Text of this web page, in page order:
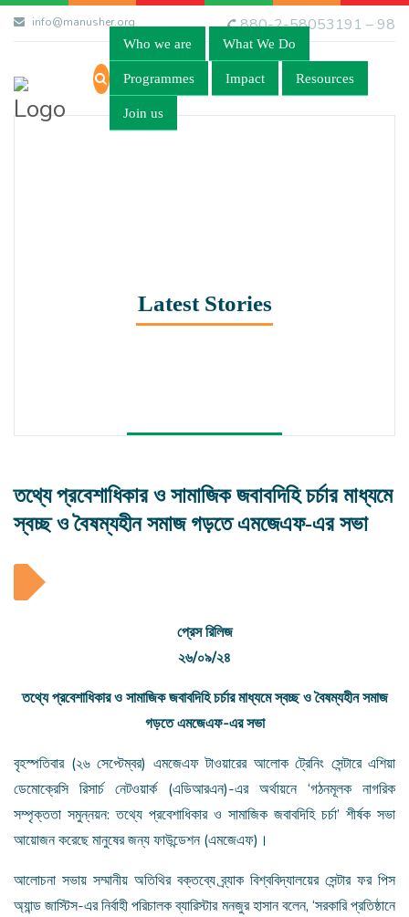
info@manusher.org 880-2-58053191 – 98
Who we are What We Do
Programmes Impact Resources
Join us
Latest Stories
তথ্যে প্রবেশাধিকার ও সামাজিক জবাবদিহি চর্চার মাধ্যমে
স্বচ্ছ ও বৈষম্যহীন সমাজ গড়তে এমজেএফ-এর সভা
প্রেস রিলিজ
২৬/০৯/২৪
তথ্যে প্রবেশাধিকার ও সামাজিক জবাবদিহি চর্চার মাধ্যমে স্বচ্ছ ও বৈষম্যহীন সমাজ
গড়তে এমজেএফ-এর সভা
বৃহস্পতিবার (২৬ সেপ্টেম্বর) এমজেএফ টাওয়ারের আলোক ট্রেনিং সেন্টারে এশিয়া
ডেমোক্রেসি রিসার্চ নেটওয়ার্ক (এডিআরএন)-এর অর্থায়নে ‘গঠনমূলক নাগরিক
সম্পৃক্ততা সমুন্নয়ন: তথ্যে প্রবেশাধিকার ও সামাজিক জবাবদিহি চর্চা’ শীর্ষক সভা
আয়োজন করেছে মানুষের জন্য ফাউন্ডেশন (এমজেএফ)।
আলোচনা সভায় সম্মানীয় অতিথির বক্তব্যে ব্র্যাক বিশ্ববিদ্যালয়ের সেন্টার ফর পিস
অ্যান্ড জাস্টিস-এর নির্বাহী পরিচালক ব্যারিস্টার মনজুর হাসান বলেন, ‘সরকারি প্রতিষ্ঠানে